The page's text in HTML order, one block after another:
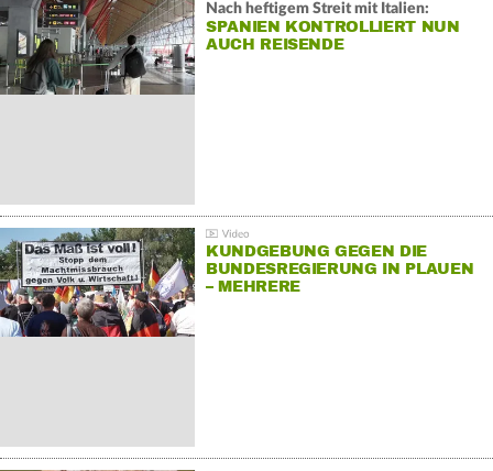
Nach heftigem Streit mit Italien:
SPANIEN KONTROLLIERT NUN
AUCH REISENDE
KUNDGEBUNG GEGEN DIE
BUNDESREGIERUNG IN PLAUEN
– MEHRERE